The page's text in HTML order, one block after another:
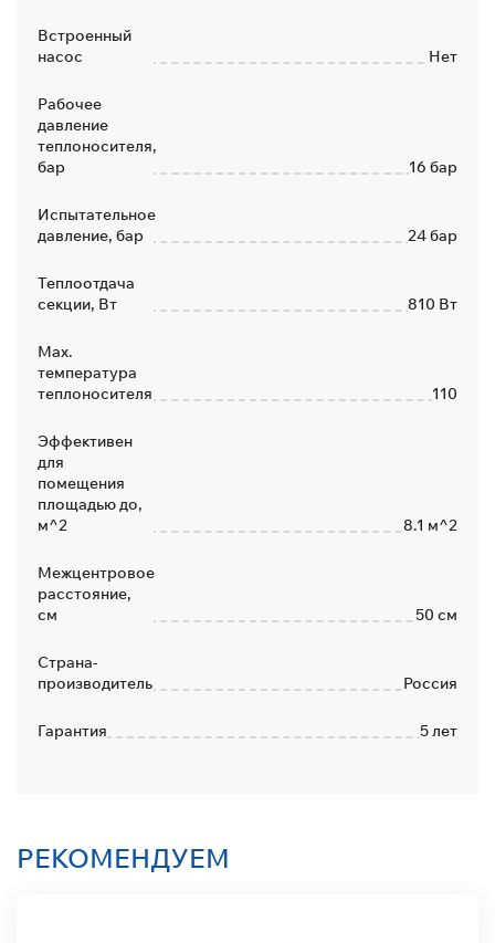
Встроенный
насос
Нет
Рабочее
давление
теплоносителя,
бар
16 бар
Испытательное
давление, бар
24 бар
Теплоотдача
секции, Вт
810 Вт
Max.
температура
теплоносителя
110
Эффективен
для
помещения
площадью до,
м^2
8.1 м^2
Межцентровое
расстояние,
см
50 см
Страна-
производитель
Россия
Гарантия 5 лет
РЕКОМЕНДУЕМ